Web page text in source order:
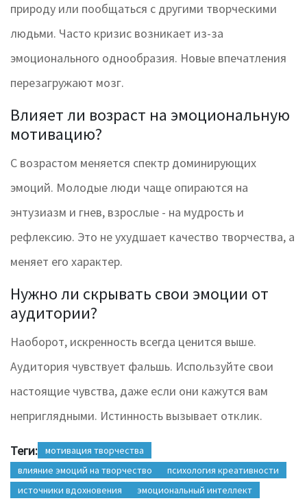
природу или пообщаться с другими творческими
людьми. Часто кризис возникает из-за
эмоционального однообразия. Новые впечатления
перезагружают мозг.
Влияет ли возраст на эмоциональную
мотивацию?
С возрастом меняется спектр доминирующих
эмоций. Молодые люди чаще опираются на
энтузиазм и гнев, взрослые - на мудрость и
рефлексию. Это не ухудшает качество творчества, а
меняет его характер.
Нужно ли скрывать свои эмоции от
аудитории?
Наоборот, искренность всегда ценится выше.
Аудитория чувствует фальшь. Используйте свои
настоящие чувства, даже если они кажутся вам
неприглядными. Истинность вызывает отклик.
Теги:
мотивация творчества
влияние эмоций на творчество
психология креативности
источники вдохновения
эмоциональный интеллект